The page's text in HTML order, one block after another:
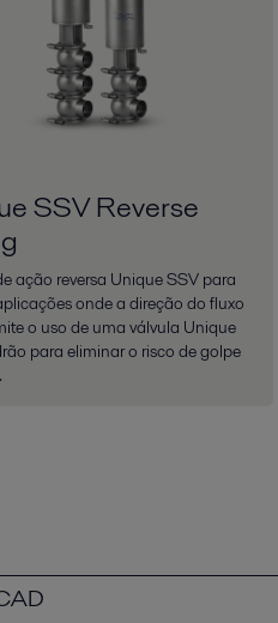
SSV Reverse
ação reversa Unique SSV para
onde a direção do fluxo
o uso de uma válvula Unique
para eliminar o risco de golpe